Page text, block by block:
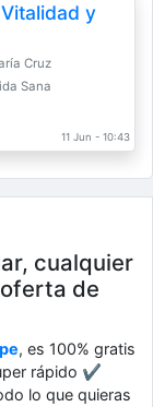
y
Cruz
Sana
11 Jun - 10:43
cualquier
de
, es 100% gratis
rápido ✔
lo que quieras